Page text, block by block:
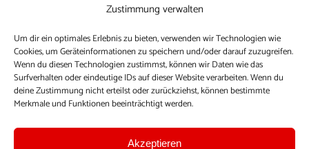
Zustimmung verwalten
Um dir ein optimales Erlebnis zu bieten, verwenden wir Technologien wie
Cookies, um Geräteinformationen zu speichern und/oder darauf zuzugreifen.
Wenn du diesen Technologien zustimmst, können wir Daten wie das
Surfverhalten oder eindeutige IDs auf dieser Website verarbeiten. Wenn du
deine Zustimmung nicht erteilst oder zurückziehst, können bestimmte
Merkmale und Funktionen beeinträchtigt werden.
Akzeptieren
Mach mit bei youpod.de!
youpod.de lebt von Menschen wie dir. Sammel
journalistische Erfahrung, teile deine Perspektive und
veröffentliche deine Beiträge auf youpod.de.Du musst
dich anmelden, um alle Funktionen nutzen zu können, ein
Profil anzulegen, eigene Beiträge hochzuladen und zu
Einloggen